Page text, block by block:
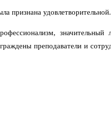
признана удовлетворительной.
значительный
преподаватели и